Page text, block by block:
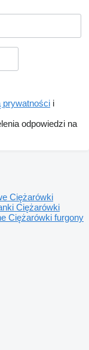
prywatności i
odpowiedzi na
Ciężarówki
Ciężarówki
Ciężarówki furgony